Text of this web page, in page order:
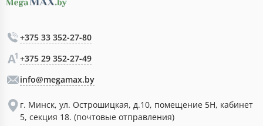
+375 33 352-27-80
+375 29 352-27-49
info@megamax.by
г. Минск, ул. Острошицкая, д.10, помещение 5Н, кабинет
5, секция 18. (почтовые отправления)